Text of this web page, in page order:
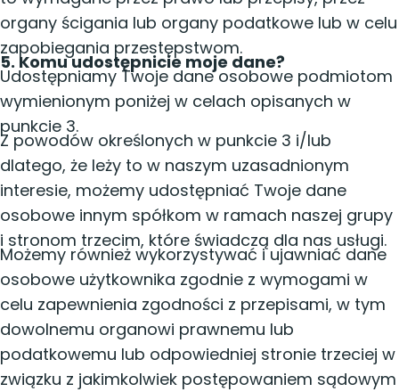
organy ścigania lub organy podatkowe lub w celu
zapobiegania przestępstwom.
5. Komu udostępnicie moje dane?
Udostępniamy Twoje dane osobowe podmiotom
wymienionym poniżej w celach opisanych w
punkcie 3.
Z powodów określonych w punkcie 3 i/lub
dlatego, że leży to w naszym uzasadnionym
interesie, możemy udostępniać Twoje dane
osobowe innym spółkom w ramach naszej grupy
i stronom trzecim, które świadczą dla nas usługi.
Możemy również wykorzystywać i ujawniać dane
osobowe użytkownika zgodnie z wymogami w
celu zapewnienia zgodności z przepisami, w tym
dowolnemu organowi prawnemu lub
podatkowemu lub odpowiedniej stronie trzeciej w
związku z jakimkolwiek postępowaniem sądowym